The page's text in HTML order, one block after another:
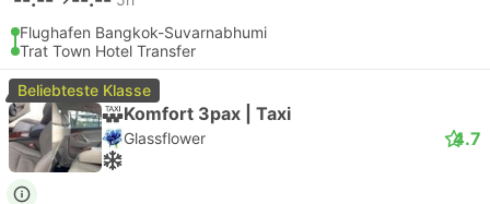
Flughafen Bangkok-Suvarnabhumi
Trat Town Hotel Transfer
Beliebteste Klasse
Komfort 3pax | Taxi
Glassflower 4.7